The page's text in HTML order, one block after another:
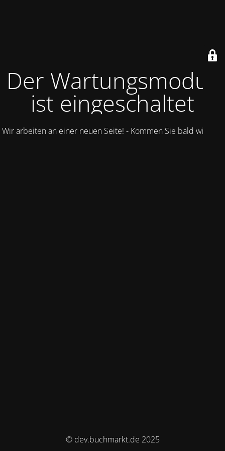
Der Wartungsmodus
ist eingeschaltet
Wir arbeiten an einer neuen Seite! - Kommen Sie bald wieder.
© dev.buchmarkt.de 2025